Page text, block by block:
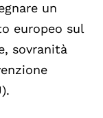
un
europeo sul
sovranità